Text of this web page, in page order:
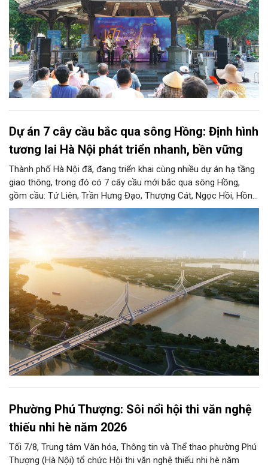
Dự án 7 cây cầu bắc qua sông Hồng: Định hình
tương lai Hà Nội phát triển nhanh, bền vững
Thành phố Hà Nội đã, đang triển khai cùng nhiều dự án hạ tầng
giao thông, trong đó có 7 cây cầu mới bắc qua sông Hồng,
gồm cầu: Tứ Liên, Trần Hưng Đạo, Thượng Cát, Ngọc Hồi, Hồng
Hà, Mễ Sở và Vân Phúc. 7 cây cầu này vừa giải bài toán hạ tầng
giao thông Thủ đô, vừa thể hiện tầm nhìn chiến lược và cuộc
cách mạng không gian để định hình tương lai phát triển bền
vững Thủ đô trong kỷ nguyên mới.
Phường Phú Thượng: Sôi nổi hội thi văn nghệ
thiếu nhi hè năm 2026
Tối 7/8, Trung tâm Văn hóa, Thông tin và Thể thao phường Phú
Thượng (Hà Nội) tổ chức Hội thi văn nghệ thiếu nhi hè năm